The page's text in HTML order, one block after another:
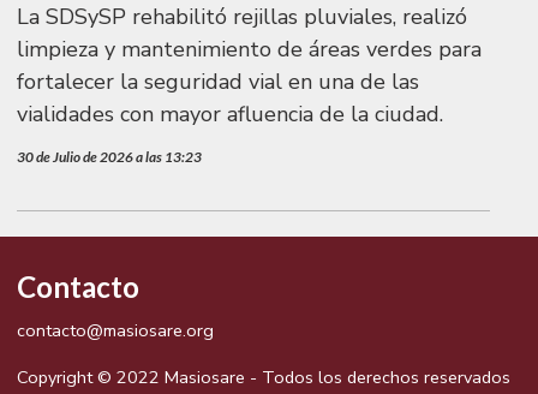
La SDSySP rehabilitó rejillas pluviales, realizó
limpieza y mantenimiento de áreas verdes para
fortalecer la seguridad vial en una de las
vialidades con mayor afluencia de la ciudad.
30 de Julio de 2026 a las 13:23
Contacto
contacto@masiosare.org
Copyright © 2022 Masiosare - Todos los derechos reservados